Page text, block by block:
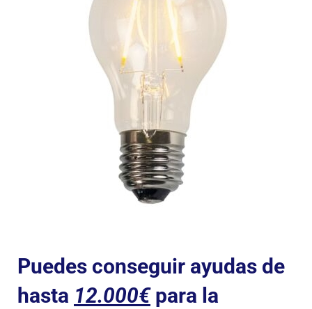
Puedes conseguir ayudas de
hasta 12.000€para la